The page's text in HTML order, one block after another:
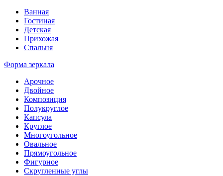
Ванная
Гостиная
Детская
Прихожая
Спальня
Форма зеркала
Арочное
Двойное
Композиция
Полукруглое
Капсула
Круглое
Многоугольное
Овальное
Прямоугольное
Фигурное
Скругленные углы